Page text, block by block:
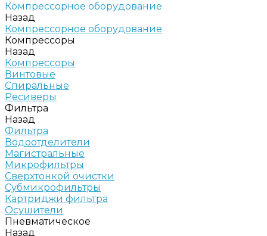
Компрессорное оборудование
Назад
Компрессорное оборудование
Компрессоры
Назад
Компрессоры
Винтовые
Спиральные
Ресиверы
Фильтра
Назад
Фильтра
Водоотделители
Магистральные
Микрофильтры
Сверхтонкой очистки
Субмикрофильтры
Картриджи фильтра
Осушители
Пневматическое
Назад